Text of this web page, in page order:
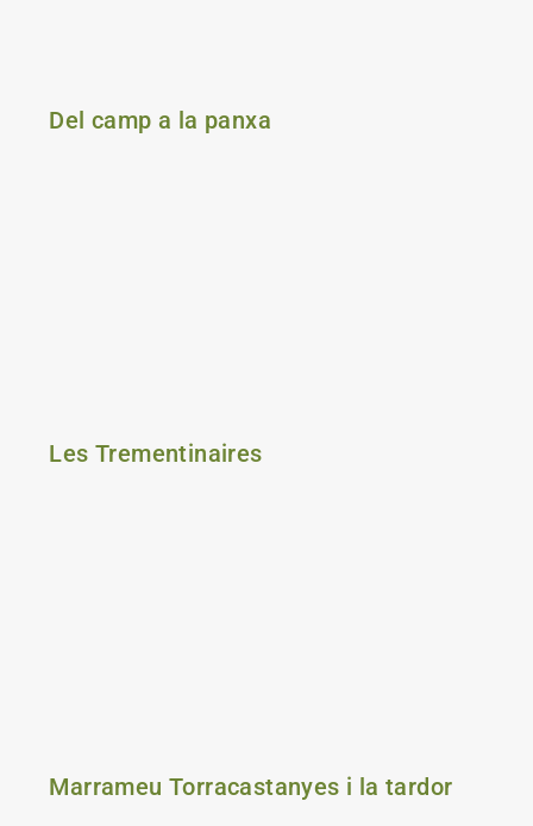
Del camp a la panxa
Les Trementinaires
Marrameu Torracastanyes i la tardor